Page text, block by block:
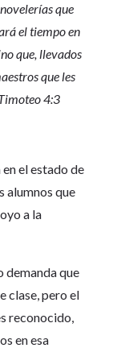
que
el tiempo en
que, llevados
que les
4:3
el estado de
alumnos que
a la
demanda que
clase, pero el
reconocido,
en esa